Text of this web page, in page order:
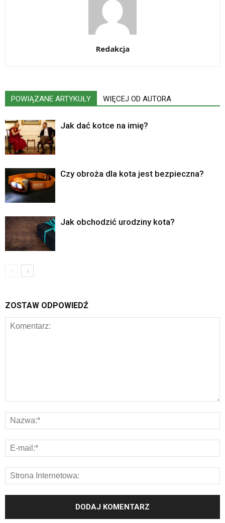
Redakcja
POWIĄZANE ARTYKUŁY WIĘCEJ OD AUTORA
Jak dać kotce na imię?
Czy obroża dla kota jest bezpieczna?
Jak obchodzić urodziny kota?
ZOSTAW ODPOWIEDŹ